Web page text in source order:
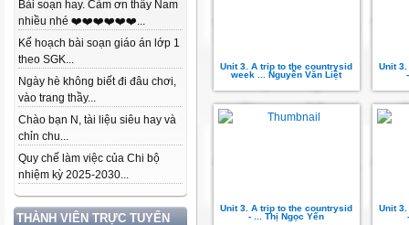
Bài soạn hay. Cảm ơn thầy Nam
nhiều nhé ❤️❤️❤️❤️❤️❤️...
Kế hoạch bài soạn giáo án lớp 1
theo SGK...
Ngày hè không biết đi đâu chơi,
vào trang thầy...
Chào bạn N, tài liệu siêu hay và
chỉn chu...
Quy chế làm việc của Chi bộ
nhiệm kỳ 2025-2030...
THÀNH VIÊN TRỰC TUYẾN
Unit 3. A trip to the countrysid
week ... Nguyễn Văn Liệt
Unit
Unit 3. A trip to the countrysid
- ... Thị Ngọc Yến
Unit